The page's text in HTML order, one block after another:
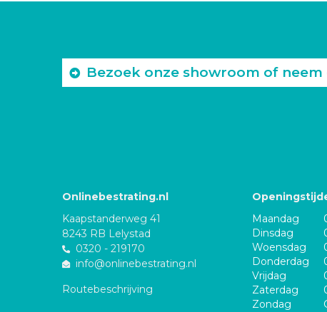
Bezoek onze showroom of
Onlinebestrating.nl
Kaapstanderweg 41
8243 RB Lelystad
0320 - 219170
info@onlinebestrating.nl
Routebeschrijving
Maandag
Dinsdag
Woensdag
Donderdag
Vrijdag
Zaterdag
Zondag